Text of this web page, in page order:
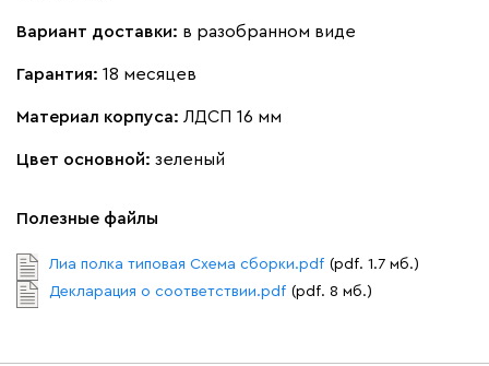
Вариант доставки: в разобранном виде
Гарантия: 18 месяцев
Материал корпуса: ЛДСП 16 мм
Цвет основной: зеленый
Полезные файлы
Лиа полка типовая Схема сборки.pdf (pdf. 1.7 мб.)
Декларация о соответствии.pdf (pdf. 8 мб.)